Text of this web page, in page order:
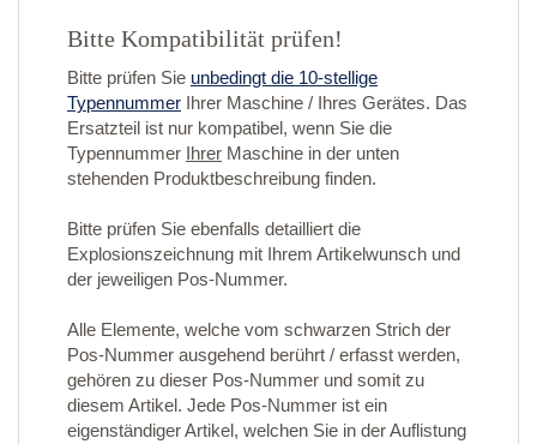
Bitte Kompatibilität prüfen!
Bitte prüfen Sie unbedingt die 10-stellige
Typennummer Ihrer Maschine / Ihres Gerätes. Das
Ersatzteil ist nur kompatibel, wenn Sie die
Typennummer Ihrer Maschine in der unten
stehenden Produktbeschreibung finden.
Bitte prüfen Sie ebenfalls detailliert die
Explosionszeichnung mit Ihrem Artikelwunsch und
der jeweiligen Pos-Nummer.
Alle Elemente, welche vom schwarzen Strich der
Pos-Nummer ausgehend berührt / erfasst werden,
gehören zu dieser Pos-Nummer und somit zu
diesem Artikel. Jede Pos-Nummer ist ein
eigenständiger Artikel, welchen Sie in der Auflistung